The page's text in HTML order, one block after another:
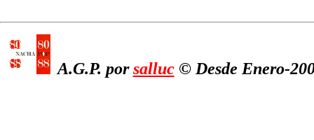
A.G.P. porsalluc© Desde Enero-